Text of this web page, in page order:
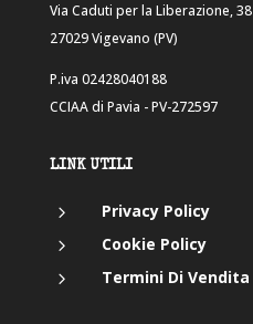
Via Caduti per la Liberazione, 38
27029 Vigevano (PV)
P.iva 02428040188
CCIAA di Pavia - PV-272597
LINK UTILI
5 Privacy Policy
5 Cookie Policy
5 Termini Di Vendita